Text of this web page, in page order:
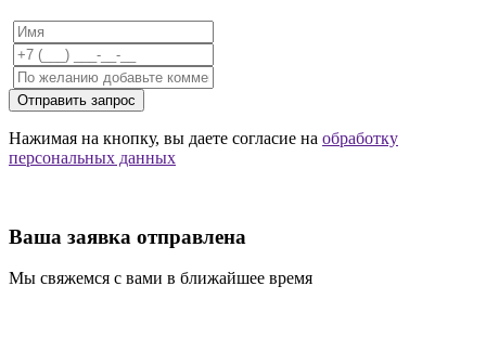
Отправить запрос
Нажимая на кнопку, вы даете согласие на обработку
персональных данных
Ваша заявка отправлена
Мы свяжемся с вами в ближайшее время